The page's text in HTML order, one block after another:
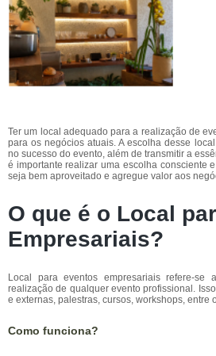
Ter um local adequado para a realização de
para os negócios atuais. A escolha desse
no sucesso do evento, além de transmitir a
é importante realizar uma escolha consciente
seja bem aproveitado e agregue valor aos
O que é o Local
Empresariais?
Local para eventos empresariais refere-se
realização de qualquer evento profissional.
e externas, palestras, cursos, workshops, entre
Como funciona?